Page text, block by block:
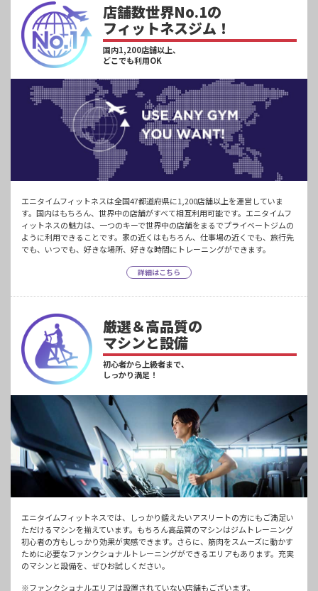
店舗数世界No.1の
フィットネスジム！
国内1,200店舗以上、
どこでも利用OK
エニタイムフィットネスは全国47都道府県に1,200店舗以上を運営していま
す。国内はもちろん、世界中の店舗がすべて相互利用可能です。エニタイムフ
ィットネスの魅力は、一つのキーで世界中の店舗をまるでプライベートジムの
ように利用できることです。家の近くはもちろん、仕事場の近くでも、旅行先
でも、いつでも、好きな場所、好きな時間にトレーニングができます。
詳細はこちら
厳選＆高品質の
マシンと設備
初心者から上級者まで、
しっかり満足！
エニタイムフィットネスでは、しっかり鍛えたいアスリートの方にもご満足い
ただけるマシンを揃えています。もちろん高品質のマシンはジムトレーニング
初心者の方もしっかり効果が実感できます。さらに、筋肉をスムーズに動かす
ために必要なファンクショナルトレーニングができるエリアもあります。充実
のマシンと設備を、ぜひお試しください。
※ファンクショナルエリアは設置されていない店舗もございます。